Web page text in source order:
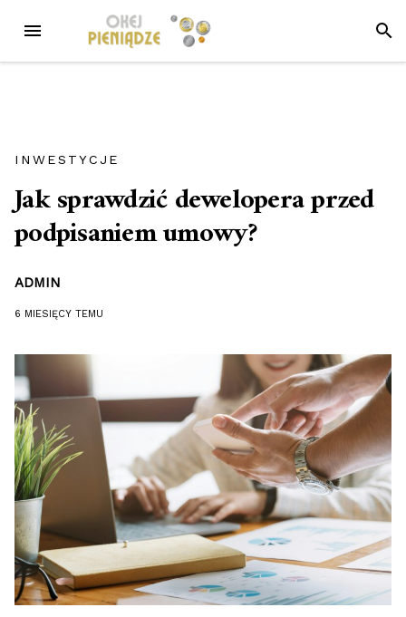
treści
MENU
INWESTYCJE
Jak sprawdzić dewelopera przed
podpisaniem umowy?
ADMIN
6 MIESIĘCY TEMU